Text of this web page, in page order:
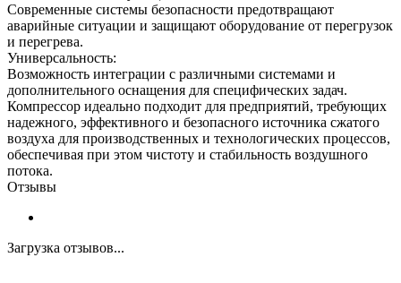
Современные системы безопасности предотвращают
аварийные ситуации и защищают оборудование от перегрузок
и перегрева.
Универсальность:
Возможность интеграции с различными системами и
дополнительного оснащения для специфических задач.
Компрессор идеально подходит для предприятий, требующих
надежного, эффективного и безопасного источника сжатого
воздуха для производственных и технологических процессов,
обеспечивая при этом чистоту и стабильность воздушного
потока.
Отзывы
Загрузка отзывов...